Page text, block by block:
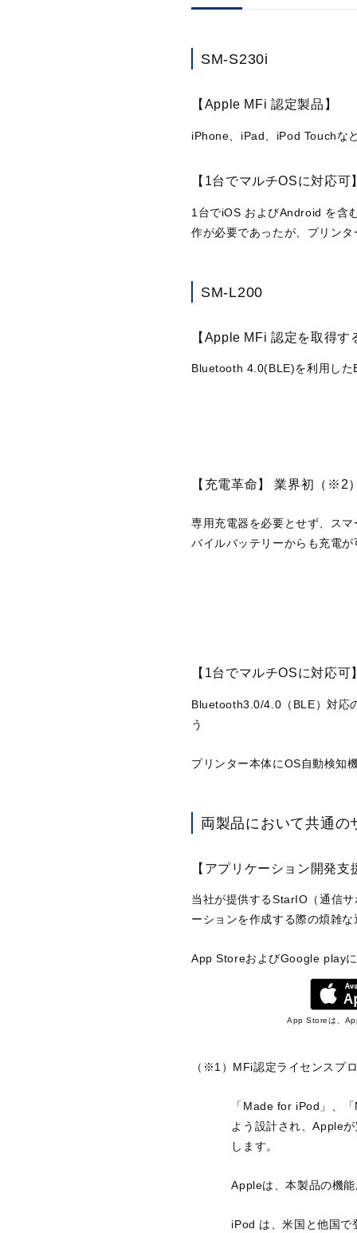
SM-S230i
【Apple MFi 認定製品】
iPhone、iPad、iPod Touchな
【1台でマルチOSに対応可
1台でiOS およびAndroid を含
作が必要であったが、プリン
SM-L200
【Apple MFi 認定を取得
Bluetooth 4.0(BLE)を利用し
【充電革命】 業界初（※2
専用充電器を必要とせず、ス
バイルバッテリーからも充電が
【1台でマルチOSに対応可
Bluetooth3.0/4.0（BLE）対応
う
プリンター本体にOS自動検知
両製品において共通の
【アプリケーション開発
当社が提供するStarIO（通信
ーションを作成する際の煩雑
App StoreおよびGoogle play
App Storeは、
（※1）MFi認定ライセンスプ
「Made for iPod」、
よう設計され、Apple
します。
Appleは、本製品の機
iPod は、米国と他国